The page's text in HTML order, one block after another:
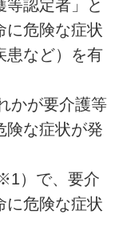
等認定者」と
に危険な症状
患など）を有
かが要介護等
険な症状が発
）で、要介
に危険な症状